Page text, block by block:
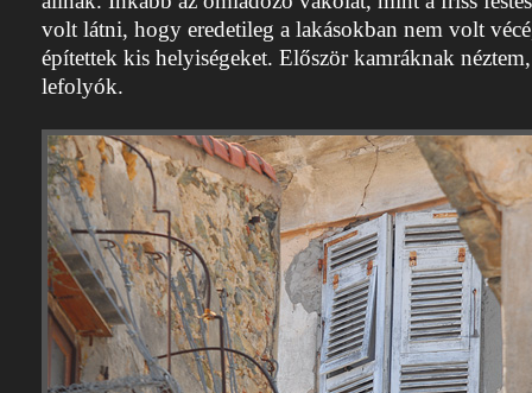
volt látni, hogy eredetileg a lakásokban nem volt
építettek kis helyiségeket. Először kamráknak
lefolyók.